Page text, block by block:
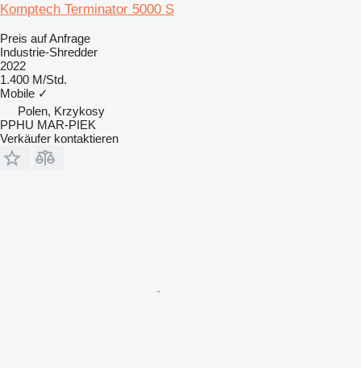
Komptech Terminator 5000 S
Preis auf Anfrage
Industrie-Shredder
2022
1.400 M/Std.
Mobile ✓
Polen, Krzykosy
PPHU MAR-PIEK
Verkäufer kontaktieren